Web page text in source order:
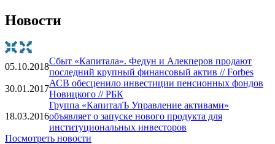
Новости
05.10.2018
Сбыт «Капитала». Федун и Алекперов продают
последний крупный финансовый актив // Forbes
30.01.2017
АСВ обесценило инвестиции пенсионных фондов
Новицкого // РБК
18.03.2016
Группа «КапиталЪ Управление активами»
объявляет о запуске нового продукта для
институциональных инвесторов
Посмотреть новости